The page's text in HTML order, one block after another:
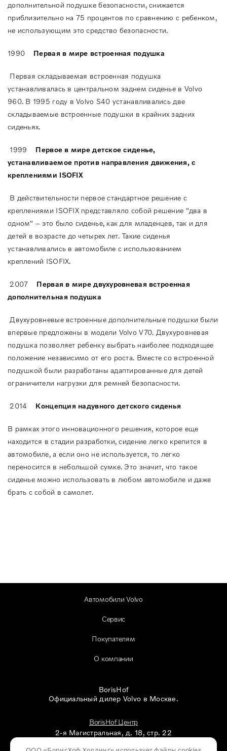
дополнительной подушке безопасности, снижается
приблизительно на 75 процентов по сравнению с ребенком,
не использующим это средство безопасности.
1990 Первая в мире встроенная подушка
Первая складываемая встроенная подушка
устанавливалась в центральном заднем сиденье в Volvo
960. В 1995 году в Volvo S40 устанавливались две
складываемые встроенные подушки в крайних задних
сиденьях.
1999 Первое в мире детское сиденье,
устанавливаемое против направления движения, с
креплениями ISOFIX
В действительности первое стандартное решение с
креплениями ISOFIX представляло собой решение "два в
одном" – это было сиденье, как для младенцев, так и для
детей в возрасте до четырех лет. Такие сиденья
устанавливались в автомобиле с использованием
креплений ISOFIX.
2007 Первая в мире двухуровневая встроенная
дополнительная подушка
Двухуровневые встроенные дополнительные подушки были
впервые предложены в модели Volvo V70. Двухуровневая
подушка позволяет ребенку выбрать наиболее подходящее
положение независимо от его роста. Вместе со встроенной
подушкой были разработаны адаптированные для детей
ограничители нагрузки для ремней безопасности.
2014 Концепция надувного детского сиденья
В рамках этого инновационного решения, которое еще
находится в стадии разработки, сидение легко крепится в
автомобиле, а если оно не используется, то легко
переносится в небольшой сумке. Это значит, что такое
сиденье можно использовать в любом автомобиле и даже
брать с собой в самолет.
Автомобили Volvo
Сервис
Покупателям
О компании
BorisHof
Официальный дилер Volvo в Москве.
BorisHof Центр
2-я Магистральная, д. 18, стр. 22